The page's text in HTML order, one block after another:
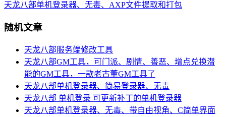
天龙八部单机登录器、无毒、AXP文件提取和打包
随机文章
天龙八部服务端修改工具
天龙八部GM工具，可门派、剧情、善恶、增点兑换潜
能的GM工具，一款老古董GM工具了
天龙八部单机登录器、简易登录器、无毒
天龙八部 单机登录 可更新补丁的单机登录器
天龙八部单机登录器、无毒、带自由视角、C简单界面